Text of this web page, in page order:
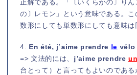
正解である。「〔いくらかの〕り
の〕レモン」という意味である。こ
数形にしても単数形にしても意味は
4. En été, j’aime prendre le vélo
=> 文法的には、 j’aime prendreun
台とって）と言ってもよいのである